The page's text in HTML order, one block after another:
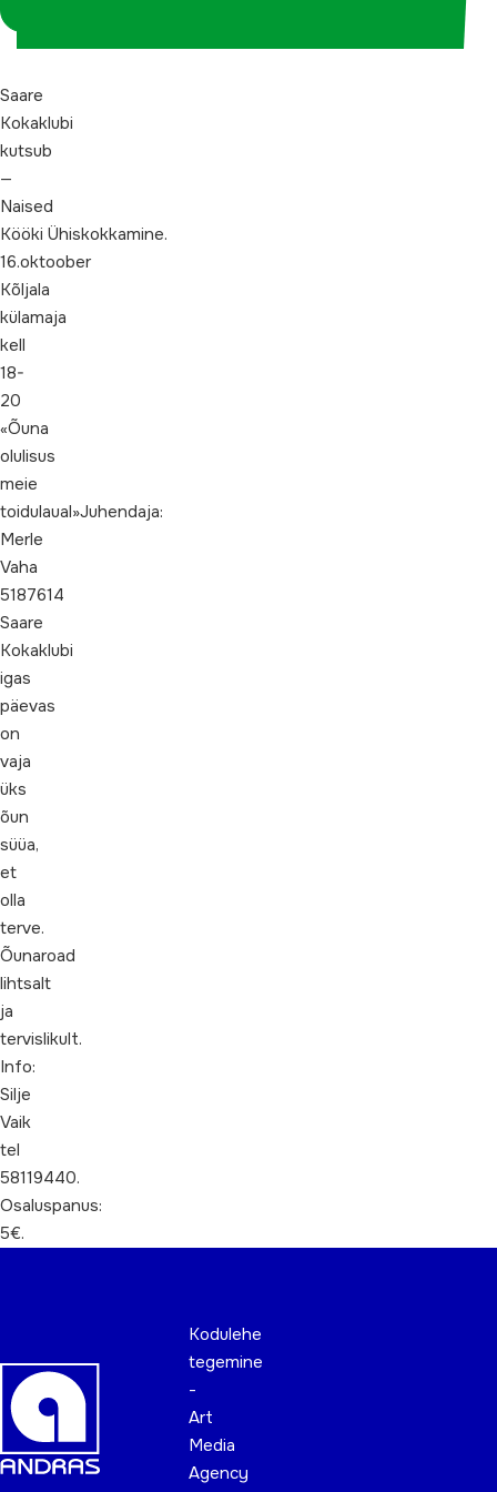
Saare
Kokaklubi
kutsub
—
Naised
Kööki Ühiskokkamine.
16.oktoober
Kõljala
külamaja
kell
18-
20
«Õuna
olulisus
meie
toidulaual»Juhendaja:
Merle
Vaha
5187614
Saare
Kokaklubi
igas
päevas
on
vaja
üks
õun
süüa,
et
olla
terve.
Õunaroad
lihtsalt
ja
tervislikult.
Info:
Silje
Vaik
tel
58119440.
Osaluspanus:
5€.
Kodulehe
tegemine
-
Art
Media
Agency